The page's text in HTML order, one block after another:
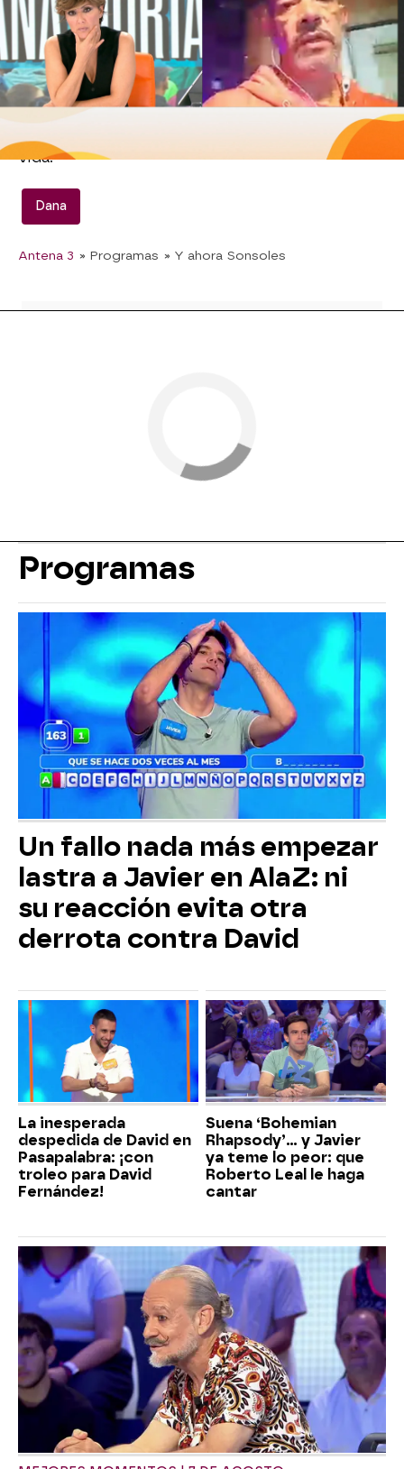
tras el paso de la DANA no permite que su hijo
Juan José cumpla su deseo.
Ahora, Juan José pide ayuda ciudadanapara
limpiar el cementerio."Se ha volcado muchísima
gente", nos cuenta, emocionado. Entre todos,
espera poder enterrar a su madre tras la
tragedia que, desgraciadamente, le ha quitado la
vida.
Dana
Antena 3 » Programas » Y ahora Sonsoles
Programas
Un fallo nada más empezar
lastra a Javier en AlaZ: ni
su reacción evita otra
derrota contra David
La inesperada
despedida de David en
Pasapalabra: ¡con
troleo para David
Fernández!
Suena ‘Bohemian
Rhapsody’... y Javier
ya teme lo peor: que
Roberto Leal le haga
cantar